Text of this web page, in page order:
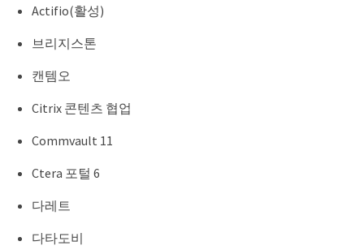
Actifio(활성)
브리지스톤
캔템오
Citrix 콘텐츠 협업
Commvault 11
Ctera 포털 6
다레트
다타도비